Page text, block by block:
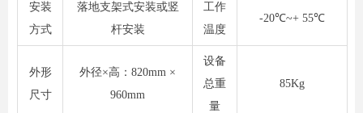
安装
方式
落地支架式安装或竖
杆安装
工作
温度
-20℃~+ 55℃
外形
尺寸
外径×高：820mm ×
960mm
设备
总重
量
85Kg